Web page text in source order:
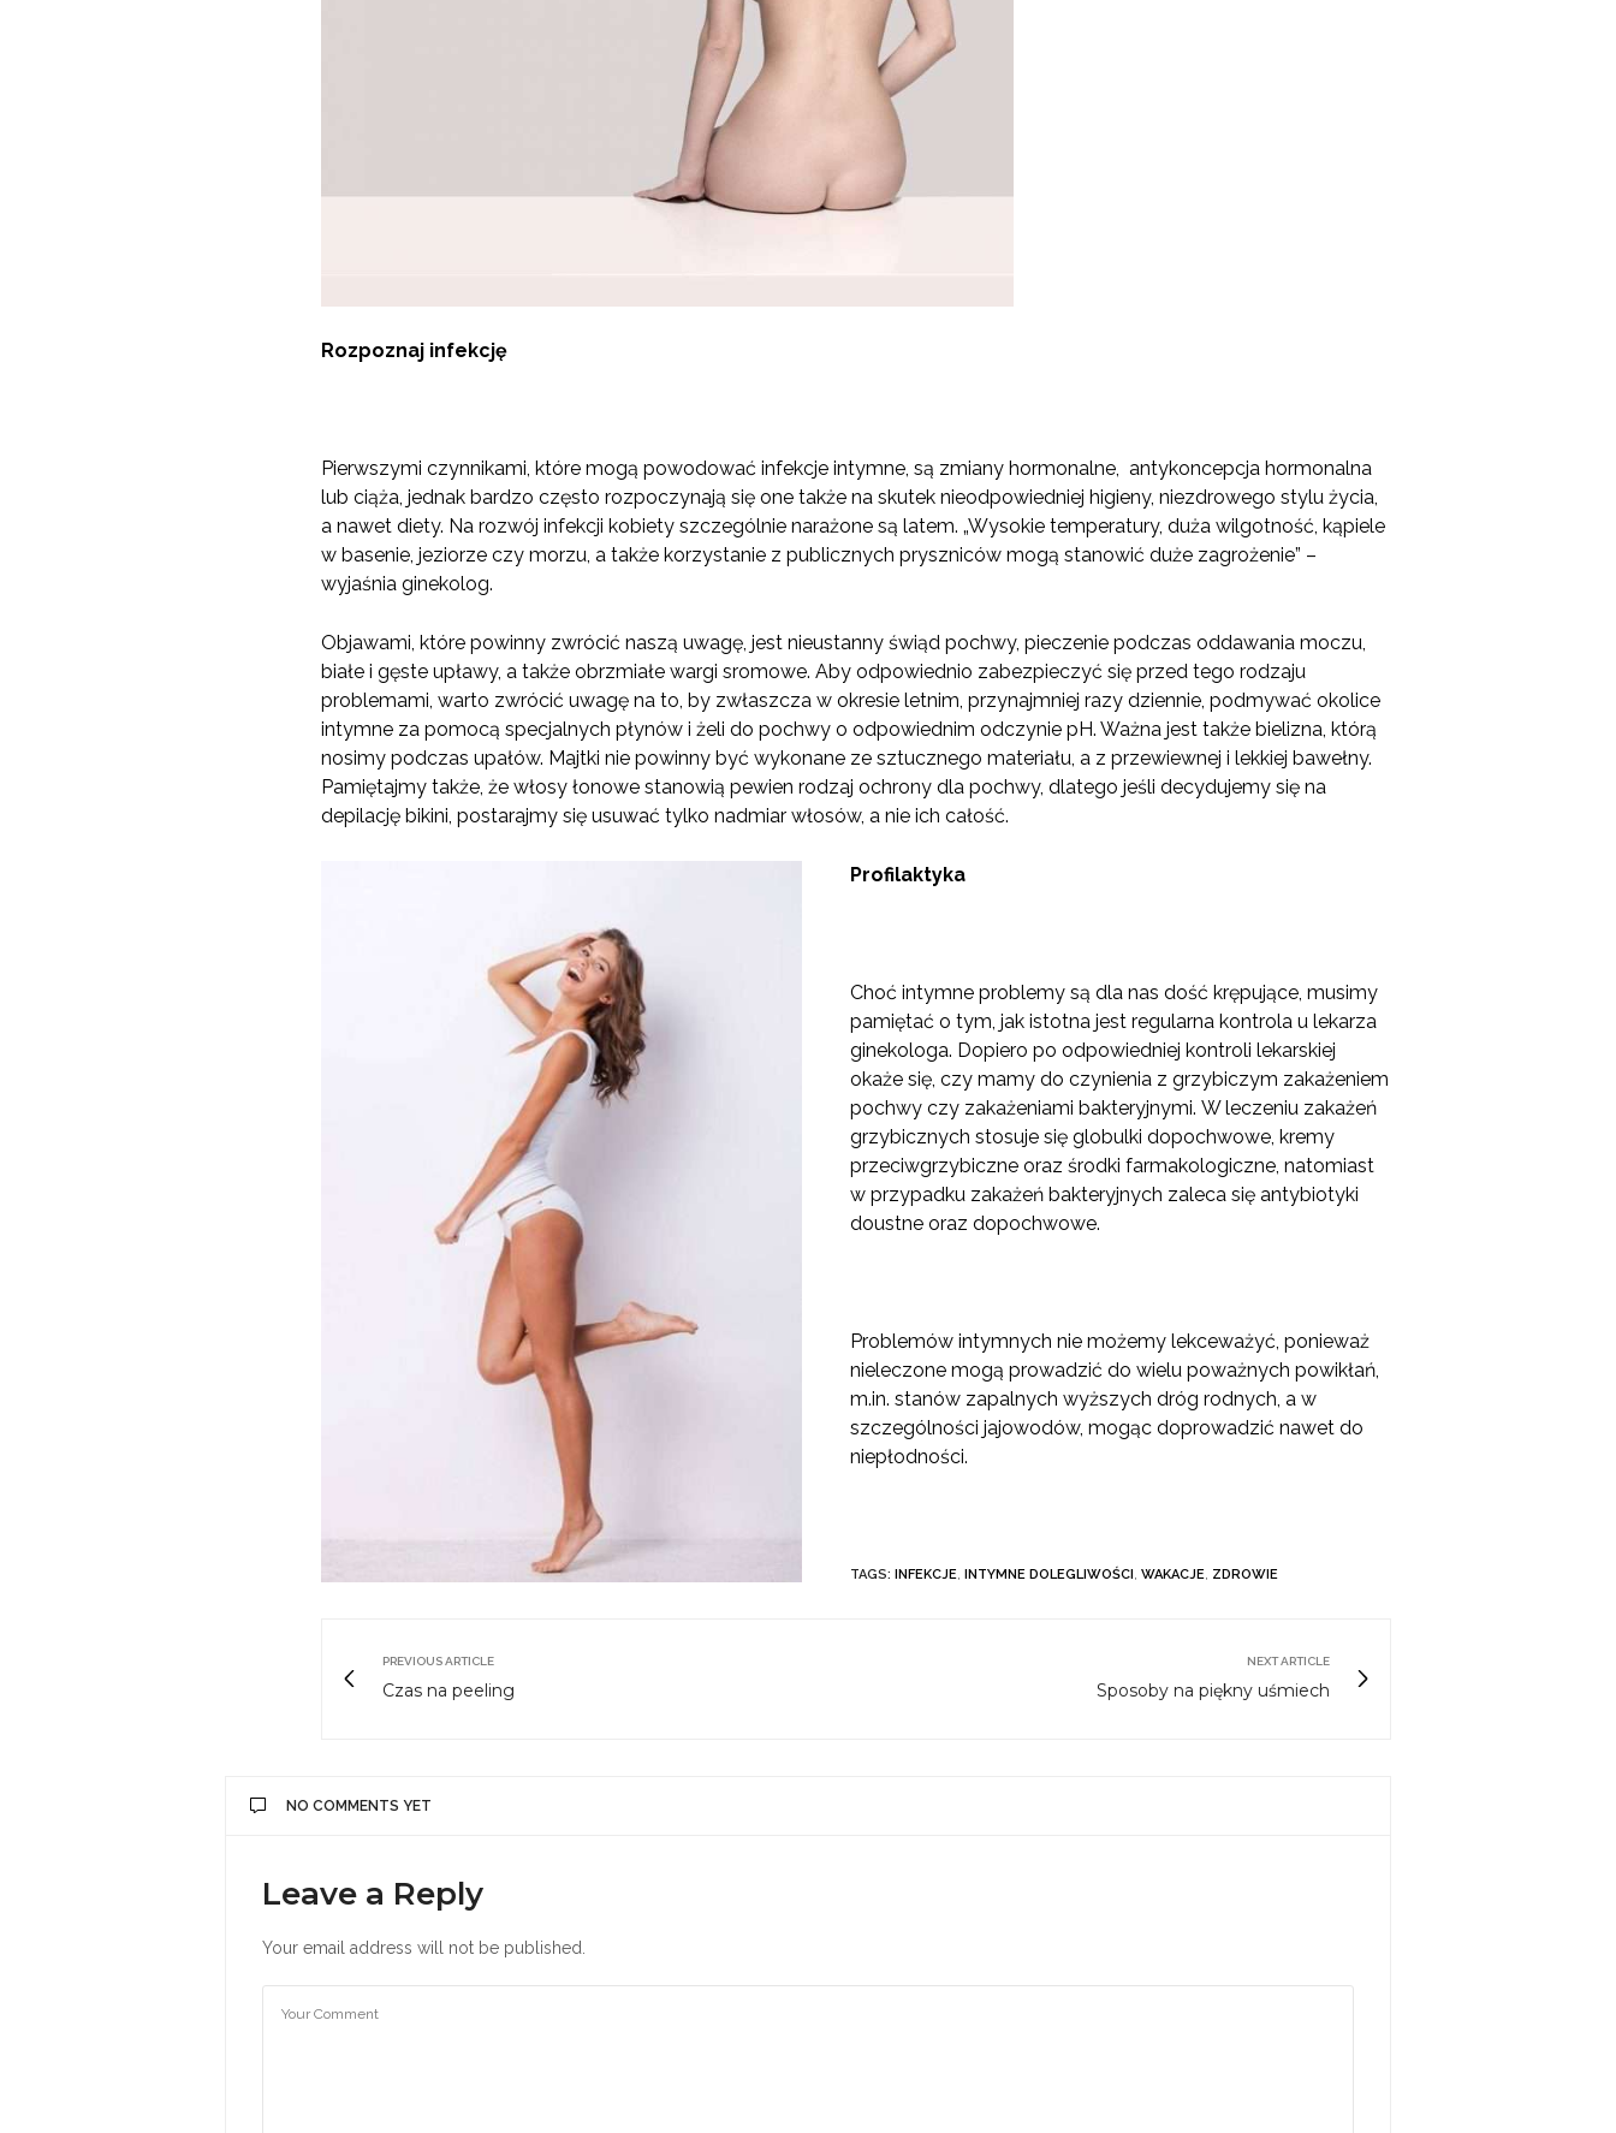
Rozpoznaj infekcję
Pierwszymi czynnikami, które mogą powodować infekcje intymne, są zmiany hormonalne, antykoncepcja hormonalna
lub ciąża, jednak bardzo często rozpoczynają się one także na skutek nieodpowiedniej higieny, niezdrowego stylu życia,
a nawet diety. Na rozwój infekcji kobiety szczególnie narażone są latem. „Wysokie temperatury, duża wilgotność, kąpiele
w basenie, jeziorze czy morzu, a także korzystanie z publicznych pryszniców mogą stanowić duże zagrożenie” –
wyjaśnia ginekolog.
Objawami, które powinny zwrócić naszą uwagę, jest nieustanny świąd pochwy, pieczenie podczas oddawania moczu,
białe i gęste upławy, a także obrzmiałe wargi sromowe. Aby odpowiednio zabezpieczyć się przed tego rodzaju
problemami, warto zwrócić uwagę na to, by zwłaszcza w okresie letnim, przynajmniej razy dziennie, podmywać okolice
intymne za pomocą specjalnych płynów i żeli do pochwy o odpowiednim odczynie pH. Ważna jest także bielizna, którą
nosimy podczas upałów. Majtki nie powinny być wykonane ze sztucznego materiału, a z przewiewnej i lekkiej bawełny.
Pamiętajmy także, że włosy łonowe stanowią pewien rodzaj ochrony dla pochwy, dlatego jeśli decydujemy się na
depilację bikini, postarajmy się usuwać tylko nadmiar włosów, a nie ich całość.
Profilaktyka
Choć intymne problemy są dla nas dość krępujące, musimy
pamiętać o tym, jak istotna jest regularna kontrola u lekarza
ginekologa. Dopiero po odpowiedniej kontroli lekarskiej
okaże się, czy mamy do czynienia z grzybiczym zakażeniem
pochwy czy zakażeniami bakteryjnymi. W leczeniu zakażeń
grzybicznych stosuje się globulki dopochwowe, kremy
przeciwgrzybiczne oraz środki farmakologiczne, natomiast
w przypadku zakażeń bakteryjnych zaleca się antybiotyki
doustne oraz dopochwowe.
Problemów intymnych nie możemy lekceważyć, ponieważ
nieleczone mogą prowadzić do wielu poważnych powikłań,
m.in. stanów zapalnych wyższych dróg rodnych, a w
szczególności jajowodów, mogąc doprowadzić nawet do
niepłodności.
TAGS: INFEKCJE, INTYMNE DOLEGLIWOŚCI, WAKACJE, ZDROWIE
PREVIOUS ARTICLE
Czas na peeling
NEXT ARTICLE
Sposoby na piękny uśmiech
NO COMMENTS YET
Leave a Reply
Your email address will not be published.